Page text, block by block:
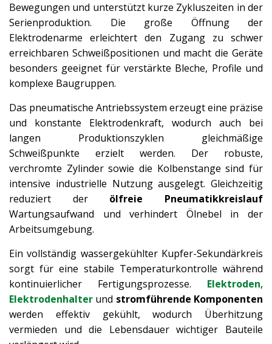
Bewegungen und unterstützt kurze Zykluszeiten in der
Serienproduktion. Die große Öffnung der
Elektrodenarme erleichtert den Zugang zu schwer
erreichbaren Schweißpositionen und macht die Geräte
besonders geeignet für verstärkte Bleche, Profile und
komplexe Baugruppen.
Das pneumatische Antriebssystem erzeugt eine präzise
und konstante Elektrodenkraft, wodurch auch bei
langen Produktionszyklen gleichmäßige
Schweißpunkte erzielt werden. Der robuste,
verchromte Zylinder sowie die Kolbenstange sind für
intensive industrielle Nutzung ausgelegt. Gleichzeitig
reduziert der ölfreie Pneumatikkreislauf
Wartungsaufwand und verhindert Ölnebel in der
Arbeitsumgebung.
Ein vollständig wassergekühlter Kupfer-Sekundärkreis
sorgt für eine stabile Temperaturkontrolle während
kontinuierlicher Fertigungsprozesse. Elektroden,
Elektrodenhalter und stromführende Komponenten
werden effektiv gekühlt, wodurch Überhitzung
vermieden und die Lebensdauer wichtiger Bauteile